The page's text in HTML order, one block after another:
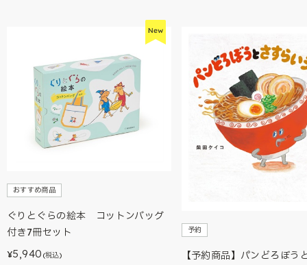
おすすめ商品
ぐりとぐらの絵本 コットンバッグ
付き7冊セット
¥5,940 (税込)
予約
【予約商品】パンどろぼう